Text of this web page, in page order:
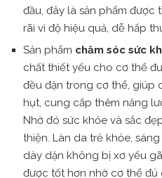
đầu, đây là sản phẩm được
rãi vì độ hiệu quả, dễ hấp
Sản phẩm chăm sóc sức
chất thiết yếu cho cơ thể
đều đặn trong cơ thể, giúp
hụt, cung cấp thêm năng
Nhờ đó sức khỏe và sắc
thiện. Làn da trẻ khỏe,
dày dặn không bị xơ yếu
được tốt hơn nhờ cơ thể đủ